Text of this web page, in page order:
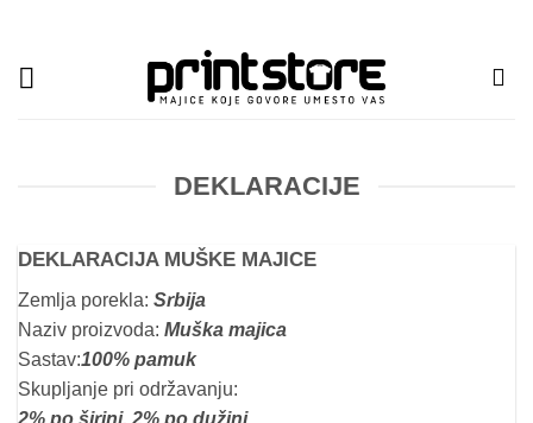
садржај
DEKLARACIJE
DEKLARACIJA MUŠKE MAJICE
Zemlja porekla: Srbija
Naziv proizvoda: Muška majica
Sastav:100% pamuk
Skupljanje pri održavanju:
2% po širini, 2% po dužini